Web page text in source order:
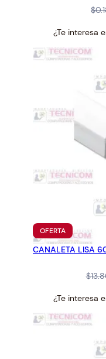
$
¿Te interesa
OFERTAPRODUCTO
EN
OFERTA
CANALETA LISA
$
¿Te interesa